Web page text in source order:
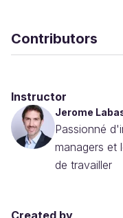
Contributors
Instructor
Jerome
Passionné
managers et
de travailler
Created by